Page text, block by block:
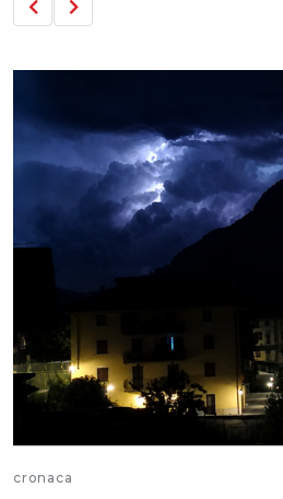
cronaca